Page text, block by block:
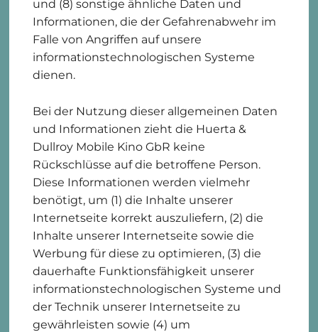
und (8) sonstige ähnliche Daten und
Informationen, die der Gefahrenabwehr im
Falle von Angriffen auf unsere
informationstechnologischen Systeme
dienen.
Bei der Nutzung dieser allgemeinen Daten
und Informationen zieht die Huerta &
Dullroy Mobile Kino GbR keine
Rückschlüsse auf die betroffene Person.
Diese Informationen werden vielmehr
benötigt, um (1) die Inhalte unserer
Internetseite korrekt auszuliefern, (2) die
Inhalte unserer Internetseite sowie die
Werbung für diese zu optimieren, (3) die
dauerhafte Funktionsfähigkeit unserer
informationstechnologischen Systeme und
der Technik unserer Internetseite zu
gewährleisten sowie (4) um